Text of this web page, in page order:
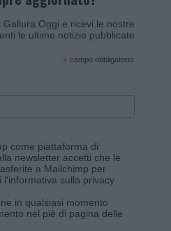
Oggi e ricevi le nostre
le ultime notizie pubblicate
* campo obbligatorio
come piattaforma di
newsletter accetti che le
a Mailchimp per
l'informativa sulla privacy
in qualsiasi momento
nel piè di pagina delle